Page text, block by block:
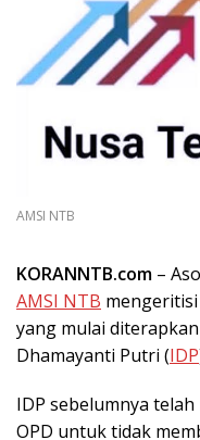
AMSI NTB
KORANNTB.com –
AMSI NTB
yang mulai
Dhamayanti Putri (IDP
IDP sebelumnya
OPD untuk tidak